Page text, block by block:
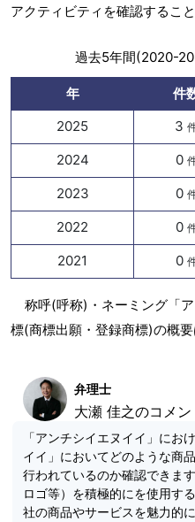
アクティビティを確認すること
過去5年間(2020-
年 件
2025
3
2024 0
2023 0
2022 0
2021 0
称呼(呼称)・ネーミング「
標(商標出願・登録商標)の概要
弁理士
大瀬 佳之のコメン
「アンチシイエヌイイ」にお
イイ」においてどのような商
行われているのか確認できま
ロゴ等）を積極的にを使用す
社の商品やサービスを魅力的